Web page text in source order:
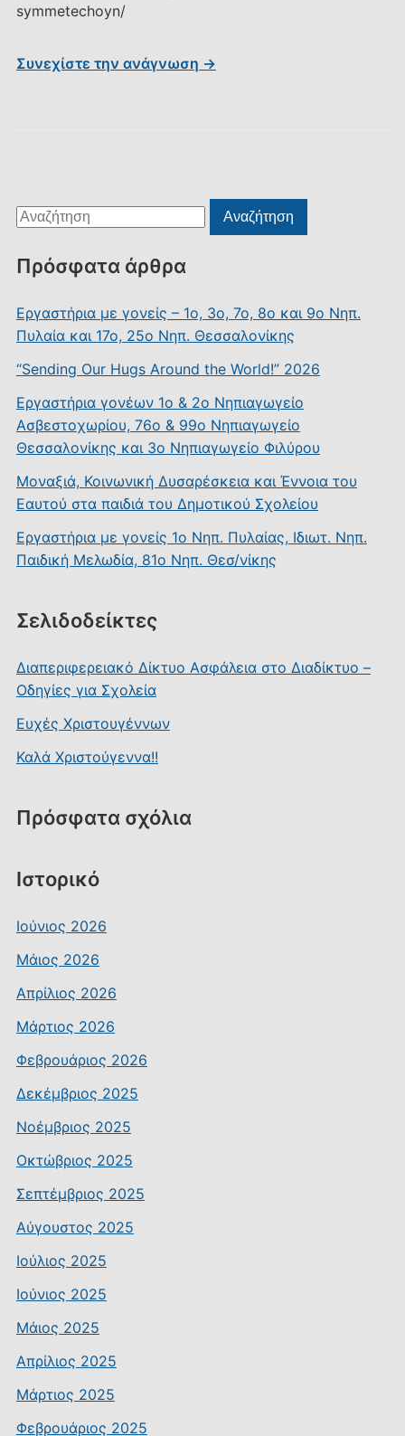
Αναζήτηση
για:
Αναζήτηση
Πρόσφατα άρθρα
Εργαστήρια με γονείς – 1ο, 3ο, 7ο, 8ο και 9ο Νηπ.
Πυλαία και 17ο, 25ο Νηπ. Θεσσαλονίκης
“Sending Our Hugs Around the World!” 2026
Εργαστήρια γονέων 1ο & 2ο Νηπιαγωγείο
Ασβεστοχωρίου, 76ο & 99ο Νηπιαγωγείο
Θεσσαλονίκης και 3ο Νηπιαγωγείο Φιλύρου
Μοναξιά, Κοινωνική Δυσαρέσκεια και Έννοια του
Εαυτού στα παιδιά του Δημοτικού Σχολείου
Εργαστήρια με γονείς 1ο Νηπ. Πυλαίας, Ιδιωτ. Νηπ.
Παιδική Μελωδία, 81ο Νηπ. Θεσ/νίκης
Σελιδοδείκτες
Διαπεριφερειακό Δίκτυο Ασφάλεια στο Διαδίκτυο –
Οδηγίες για Σχολεία
Ευχές Χριστουγέννων
Καλά Χριστούγεννα!!
Πρόσφατα σχόλια
Ιστορικό
Ιούνιος 2026
Μάιος 2026
Απρίλιος 2026
Μάρτιος 2026
Φεβρουάριος 2026
Δεκέμβριος 2025
Νοέμβριος 2025
Οκτώβριος 2025
Σεπτέμβριος 2025
Αύγουστος 2025
Ιούλιος 2025
Ιούνιος 2025
Μάιος 2025
Απρίλιος 2025
Μάρτιος 2025
Φεβρουάριος 2025
symmetechoyn/
Συνεχίστε την ανάγνωση →